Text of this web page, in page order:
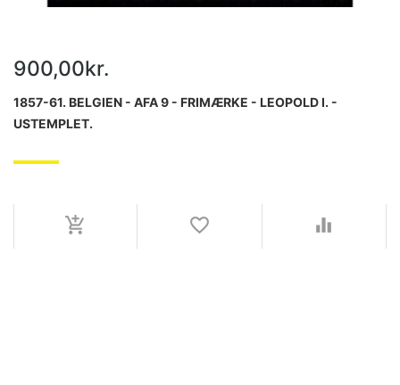
900,00kr.
1857-61. BELGIEN - AFA 9 - FRIMÆRKE - LEOPOLD I. -
USTEMPLET.